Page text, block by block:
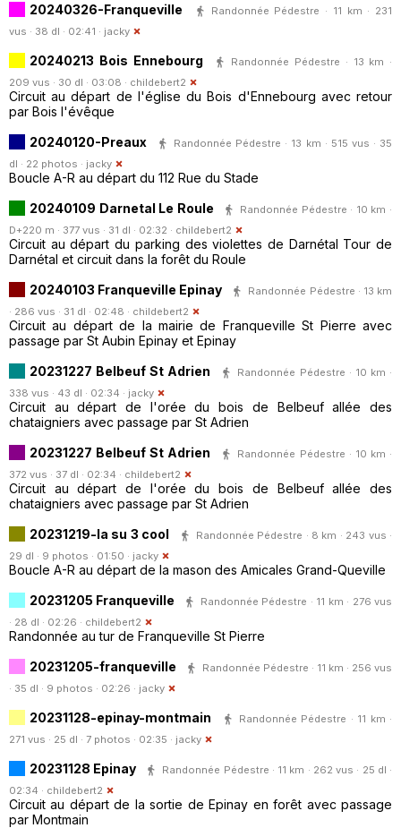
20240326-Franqueville
Randonnée Pédestre · 11 km · 231
vus · 38 dl · 02:41 · jacky
20240213 Bois Ennebourg
Randonnée Pédestre · 13 km ·
209 vus · 30 dl · 03:08 · childebert2
Circuit au départ de l'église du Bois d'Ennebourg avec retour
par Bois l'évêque
20240120-Preaux
Randonnée Pédestre · 13 km · 515 vus · 35
dl · 22 photos · jacky
Boucle A-R au départ du 112 Rue du Stade
20240109 Darnetal Le Roule
Randonnée Pédestre · 10 km ·
D+220 m · 377 vus · 31 dl · 02:32 · childebert2
Circuit au départ du parking des violettes de Darnétal Tour de
Darnétal et circuit dans la forêt du Roule
20240103 Franqueville Epinay
Randonnée Pédestre · 13 km
· 286 vus · 31 dl · 02:48 · childebert2
Circuit au départ de la mairie de Franqueville St Pierre avec
passage par St Aubin Epinay et Epinay
20231227 Belbeuf St Adrien
Randonnée Pédestre · 10 km ·
338 vus · 43 dl · 02:34 · jacky
Circuit au départ de l'orée du bois de Belbeuf allée des
chataigniers avec passage par St Adrien
20231227 Belbeuf St Adrien
Randonnée Pédestre · 10 km ·
372 vus · 37 dl · 02:34 · childebert2
Circuit au départ de l'orée du bois de Belbeuf allée des
chataigniers avec passage par St Adrien
20231219-la su 3 cool
Randonnée Pédestre · 8 km · 243 vus ·
29 dl · 9 photos · 01:50 · jacky
Boucle A-R au départ de la mason des Amicales Grand-Queville
20231205 Franqueville
Randonnée Pédestre · 11 km · 276 vus
· 28 dl · 02:26 · childebert2
Randonnée au tur de Franqueville St Pierre
20231205-franqueville
Randonnée Pédestre · 11 km · 256 vus
· 35 dl · 9 photos · 02:26 · jacky
20231128-epinay-montmain
Randonnée Pédestre · 11 km ·
271 vus · 25 dl · 7 photos · 02:35 · jacky
20231128 Epinay
Randonnée Pédestre · 11 km · 262 vus · 25 dl ·
02:34 · childebert2
Circuit au départ de la sortie de Epinay en forêt avec passage
par Montmain